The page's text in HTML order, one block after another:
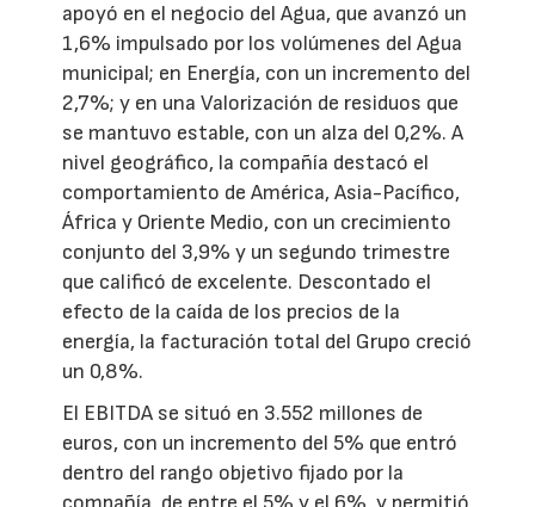
apoyó en el negocio del Agua, que avanzó un
1,6% impulsado por los volúmenes del Agua
municipal; en Energía, con un incremento del
2,7%; y en una Valorización de residuos que
se mantuvo estable, con un alza del 0,2%. A
nivel geográfico, la compañía destacó el
comportamiento de América, Asia-Pacífico,
África y Oriente Medio, con un crecimiento
conjunto del 3,9% y un segundo trimestre
que calificó de excelente. Descontado el
efecto de la caída de los precios de la
energía, la facturación total del Grupo creció
un 0,8%.
El EBITDA se situó en 3.552 millones de
euros, con un incremento del 5% que entró
dentro del rango objetivo fijado por la